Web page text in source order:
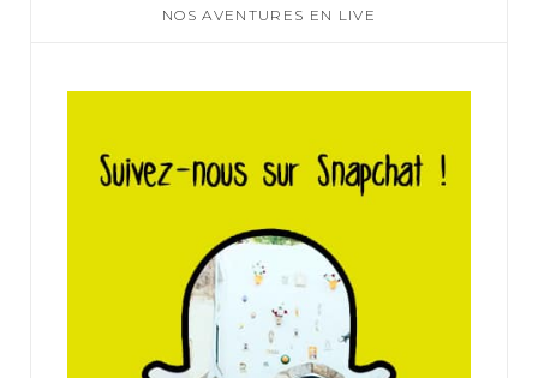
NOS AVENTURES EN LIVE